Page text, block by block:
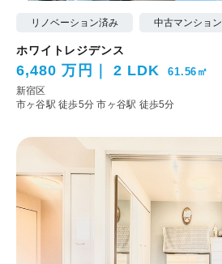
リノベーション済み 中古マンション
ホワイトレジデンス
6,480 万円 2 LDK 61.56㎡
新宿区
市ヶ谷駅 徒歩5分市ヶ谷駅 徒歩5分